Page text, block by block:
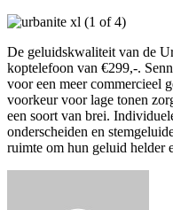
De geluidskwaliteit van de
koptelefoon van €299,-.
voor een meer commercieel
voorkeur voor lage tonen
een soort van brei.
onderscheiden en
ruimte om hun geluid helder